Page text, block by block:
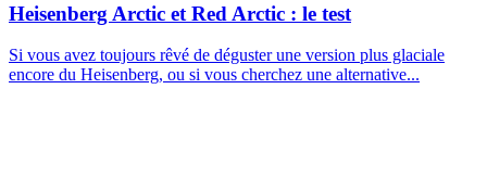
Heisenberg Arctic et Red Arctic : le test
Si vous avez toujours rêvé de déguster une version plus glaciale
encore du Heisenberg, ou si vous cherchez une alternative...